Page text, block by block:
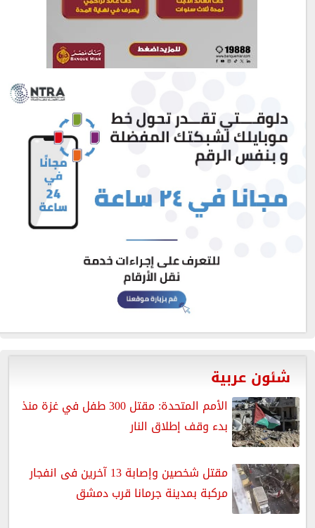
شئون عربية
الأمم المتحدة: مقتل 300 طفل في غزة منذ
بدء وقف إطلاق النار
مقتل شخصين وإصابة 13 آخرين فى انفجار
مركبة بمدينة جرمانا قرب دمشق